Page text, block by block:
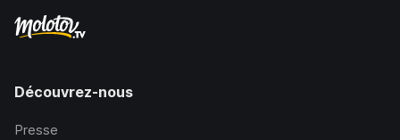
Découvrez-nous
Presse